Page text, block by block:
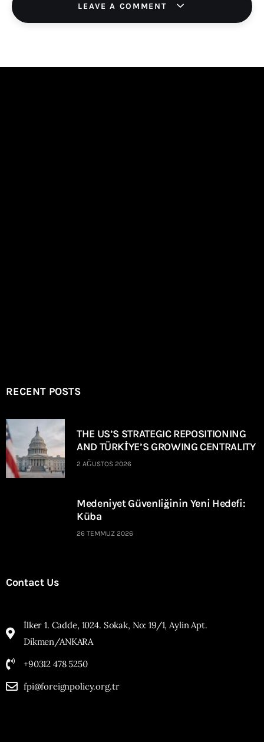
LEAVE A COMMENT
RECENT POSTS
THE US’S STRATEGIC REPOSITIONING
AND TÜRKİYE’S GROWING CENTRALITY
2 AĞUSTOS 2026
Medeniyet Güvenliğinin Yeni Hedefi:
Küba
26 TEMMUZ 2026
Contact Us
İlker 1. Cadde, 1024. Sokak, No: 19/1, Aylin Apt.
Dikmen/ANKARA
+90312 478 5250
fpi@foreignpolicy.org.tr